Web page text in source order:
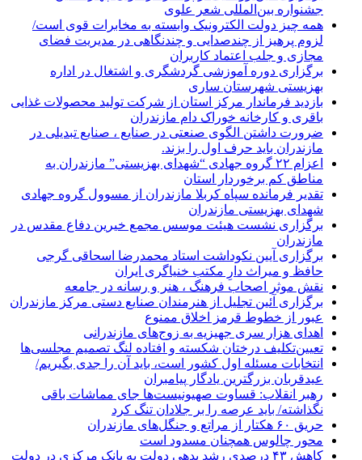
جشنواره بین‌المللی شعر علوی
همه چیز دولت الکترونیک وابسته به مخابرات قوی است/
لزوم پرهیز از چندصدایی و چندنگاهی در مدیریت فضای
مجازی و جلب اعتماد کاربران
برگزاری دوره آموزشی گردشگری و اشتغال در اداره
بهزیستی شهرستان ساری
بازدید فرماندار مرکز استان از شرکت تولید محصولات غذایی
باقری و کارخانه خوراک دام مازندران
ضرورت داشتن الگوی صنعتی در صنایع ، صنایع تبدیلی در
مازندران باید حرف اول را بزند.
اعزام ۲۲ گروه جهادی “شهدای بهزیستی” مازندران به
مناطق کم برخوردار استان
تقدیر فرمانده سپاه کربلا مازندران از مسوول گروه جهادی
شهدای بهزیستی مازندران
برگزاری نشست هیئت موسس مجمع خیرین دفاع مقدس در
مازندران
برگزاری آیین نکوداشت استاد محمدرضا اسحاقی گرجی
حافظ و میراث دارِ مکتب خنیاگری ایران
نقش موثر اصحاب فرهنگ ، هنر و رسانه در جامعه
برگزاری آئین تجلیل از هنرمندان صنایع دستی مرکز مازندران
عبور از خطوط قرمز اخلاق ممنوع
اهدای هزار سری جهیزیه به زوج‌های مازندرانی
تعیین‌تکلیف درختان شکسته و افتاده لنگ تصمیم مجلسی‌ها
انتخابات مسئله اول کشور است، باید آن را جدی بگیریم/
عیدقربان بزرگترین یادگار پیامبران
رهبر انقلاب: قساوت صهیونیست‌ها جای مماشات باقی
نگذاشته/ باید عرصه را بر جلادان تنگ کرد
حریق ۶۰ هکتار از مراتع و جنگل‌های مازندران
محور چالوس همچنان مسدود است
کاهش ۴۳ درصدی رشد بدهی دولت به بانک مرکزی در دولت